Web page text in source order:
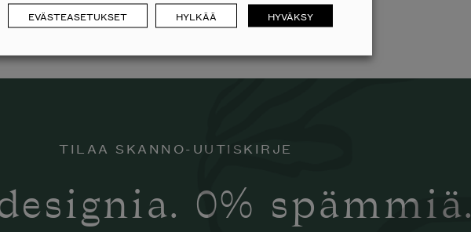
TILAA SKANNO-UUTISKIRJE
0% spämmiä.
EVÄSTEASETUKSET HYLKÄÄ HYVÄKSY